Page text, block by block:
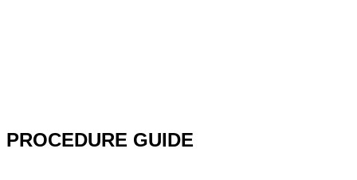
PROCEDURE GUIDE